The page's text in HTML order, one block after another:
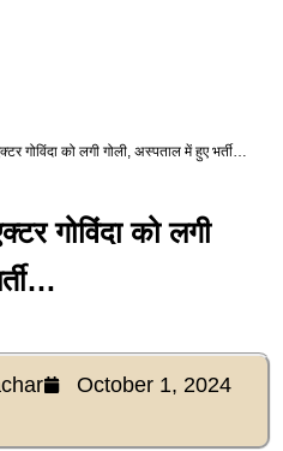
गोविंदा को लगी गोली, अस्पताल में हुए भर्ती…
गोविंदा को लगी
October 1, 2024